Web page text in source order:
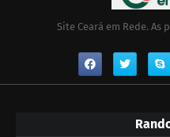
Site Ceará em Rede.